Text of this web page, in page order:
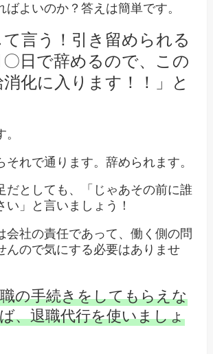
ばよいのか？答えは簡単です。
て言う！引き留められる
日で辞めるので、この
化に入ります！！」と
それで通ります。辞められます。
だとしても、「じゃあその前に誰
い」と言いましょう！
会社の責任であって、働く側の問
んので気にする必要はありませ
の手続きをしてもらえな
、退職代行を使いましょ